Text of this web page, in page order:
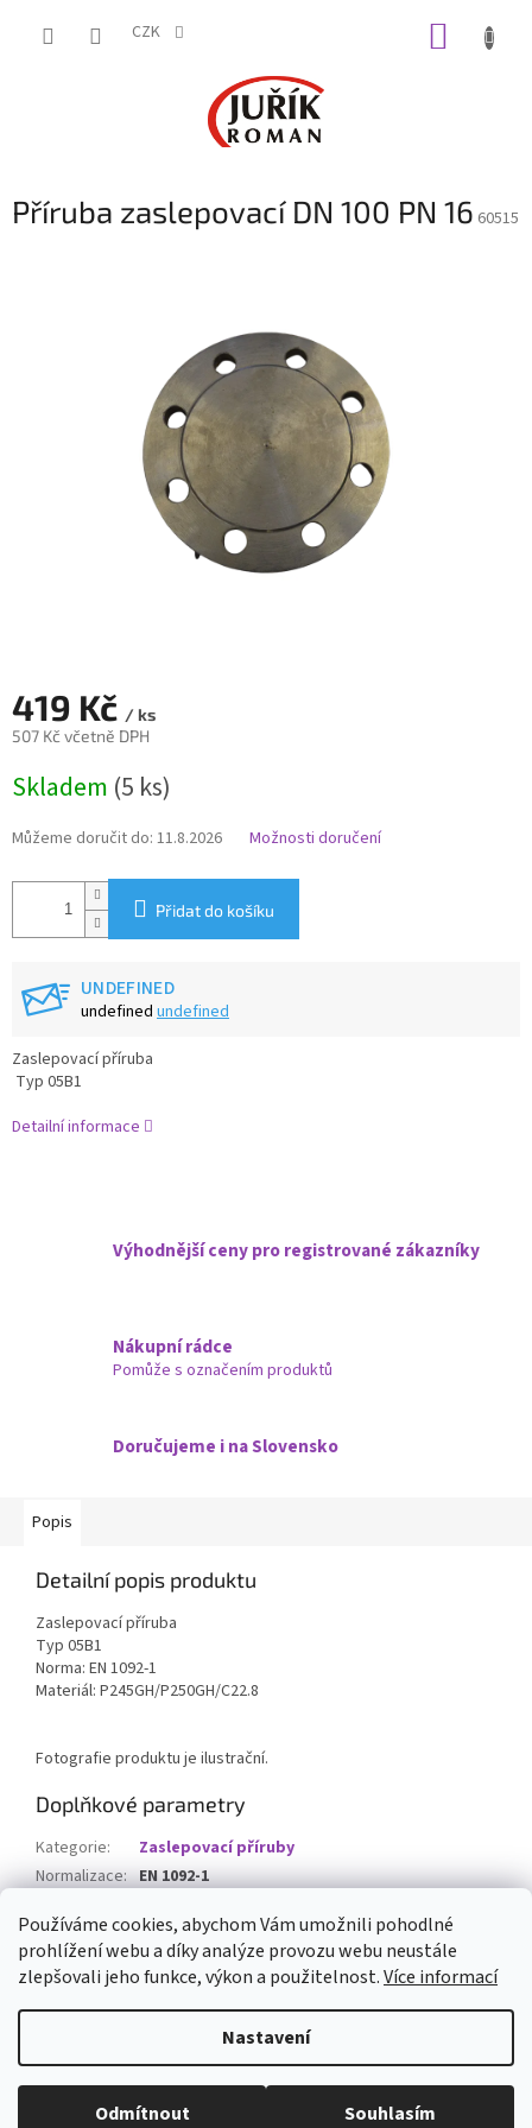
Používáme cookies, abychom Vám umožnili pohodlné
prohlížení webu a díky analýze provozu webu neustále
zlepšovali jeho funkce, výkon a použitelnost.Více informací
Nastavení
Odmítnout Souhlasím
CZK
Příruba zaslepovací DN 100 PN 16 60515
419 Kč / ks
507 Kč včetně DPH
cena:
Skladem (5 ks)
Můžeme doručit do: 11.8.2026 Možnosti doručení
Přidat do košíku
UNDEFINED
undefined undefined
Zaslepovací příruba
Typ 05B1
Detailní informace
Výhodnější ceny pro registrované zákazníky
Nákupní rádce
Pomůže s označením produktů
Doručujeme i na Slovensko
Popis
Detailní popis produktu
Zaslepovací příruba
Typ 05B1
Norma: EN 1092-1
Materiál: P245GH/P250GH/C22.8
Fotografie produktu je ilustrační.
Doplňkové parametry
Kategorie:
Zaslepovací příruby
Normalizace: EN 1092-1
Copyright 2026ARMATURYOSTRAVA.CZ. Všechna práva vyhrazena.
Upravit nastavení cookies